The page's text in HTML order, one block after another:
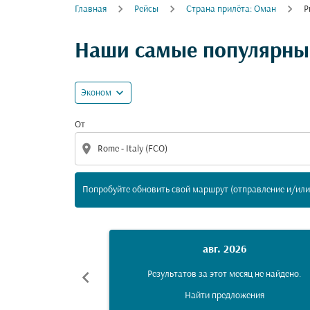
Главная Рейсы Cтрана прилёта: Оман
Наши самые
Эконом expand_more
От
location_on
Попробуйте обновить свой маршрут (отправление и/
Попробуйте обновить свой маршрут
chevron_left
авг. 2026
Результатов за этот месяц не найдено.
Найти предложения